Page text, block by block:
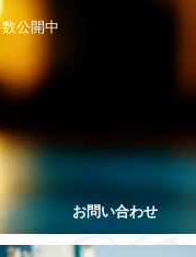
公開中
お問い合わせ